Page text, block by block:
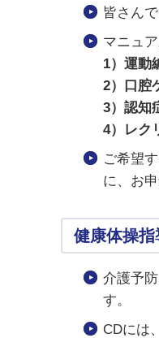
皆さん
マニュ
1）運
2）口
3）認知
4）レク
ご希望
に、お
健康体操
介護予
す。
CDには